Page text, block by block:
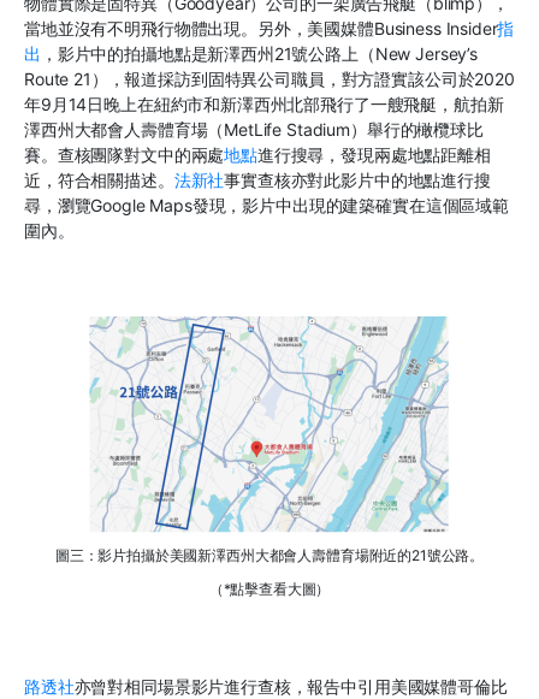
當地並沒有不明飛行物體出現。另外，美國媒體Business Insider指
出 ，影片中的拍攝地點是新澤西州21號公路上（New Jersey’s
Route 21），報道採訪到固特異公司職員，對方證實該公司於2020
年9月14日晚上在紐約市和新澤西州北部飛行了一艘飛艇，航拍新
澤西州大都會人壽體育場（MetLife Stadium）舉行的橄欖球比
賽。查核團隊對文中的兩處地點進行搜尋，發現兩處地點距離相
近，符合相關描述。 法新社事實查核亦對此影片中的地點進行搜
尋，瀏覽Google Maps發現，影片中出現的建築確實在這個區域範
圍內。
圖三：影片拍攝於美國新澤西州大都會人壽體育場附近的21號公路。
（*點擊查看大圖）
路透社亦曾對相同場景影片進行查核，報告中引用美國媒體哥倫比